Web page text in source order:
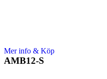
Mer info & Köp
AMB12-S